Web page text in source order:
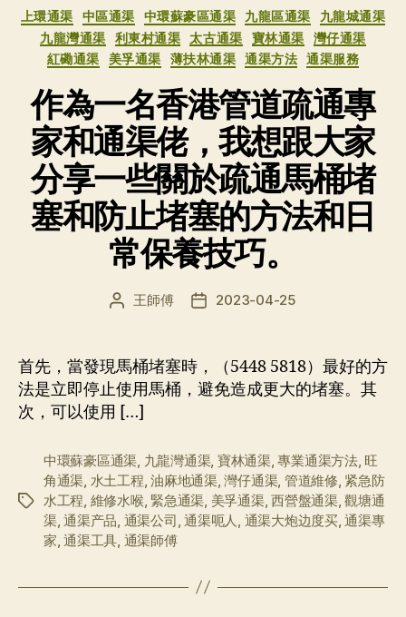
分
类
上環通渠 中區通渠 中環蘇豪區通渠 九龍區通渠
九龍城通渠
九龍灣通渠
利東村通渠 太古通渠 寶林通渠
灣仔通渠
紅磡通渠
美孚通渠 薄扶林通渠 通渠方法 通渠服務
作為一名香港管道疏通專
家和通渠佬，我想跟大家
分享一些關於疏通馬桶堵
塞和防止堵塞的方法和日
常保養技巧。
文
者
王師傅
发 2023-04-25
首先，當發現馬桶堵塞時，（5448 5818）最好的方
法是立即停止使用馬桶，避免造成更大的堵塞。其
次，可以使用 […]
标
中環蘇豪區通渠, 九龍灣通渠, 寶林通渠,專業通渠方法, 旺
角通渠, 水土工程,油麻地通渠,灣仔通渠, 管道維修, 紧急防
水工程, 維修水喉, 緊急通渠, 美孚通渠,西營盤通渠,觀塘通
渠,通渠产品, 通渠公司,通渠呃人, 通渠大炮边度买,通渠專
家,通渠工具, 通渠師傅